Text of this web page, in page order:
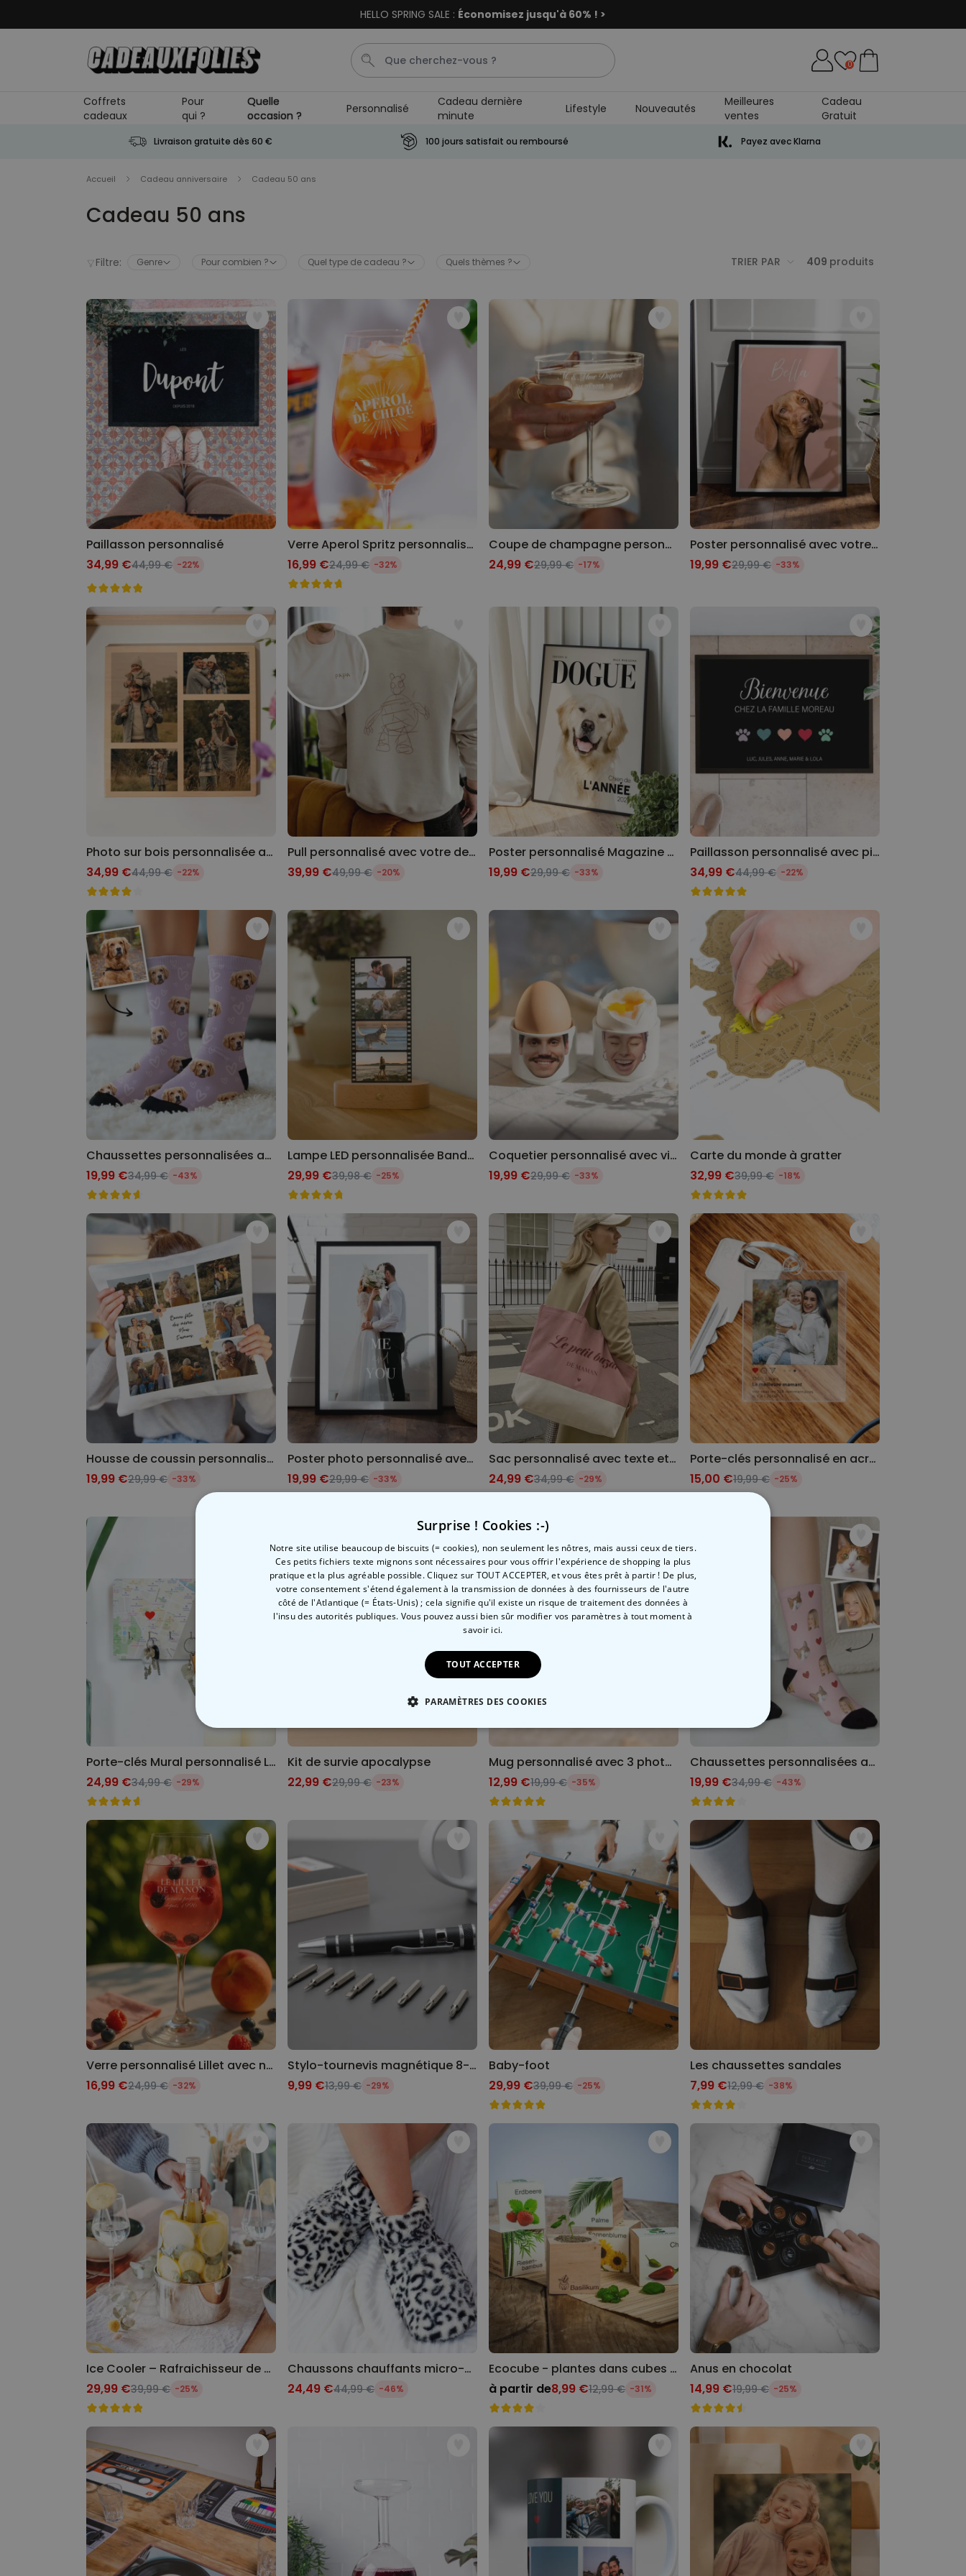
HELLO SPRING SALE : Économisez jusqu'à 60% ! >
Porte Cle Cadre
Poster personnalisé avec
votre animal de compagnie
vendus
29,99 €
Personnalisable
Verre Aperol Spritz
personnalisé avec prénom
plus de
22.600
exemplaires
vendus
Photo sur bois personnalisée
avec 4 photos
plus de 5.400
exemplaires
vendus
avec votre animal de
compagnie
plus de
13.600
0
Coffrets
cadeaux
Pour
qui ?
Quelle
occasion ?
Personnalisé
Cadeau dernière
minute
Lifestyle Nouveautés
Meilleures
ventes
Cadeau
Gratuit
Livraison gratuite dès 60 € 100 jours satisfait ou remboursé Payez avec Klarna
Accueil Cadeau anniversaire Cadeau 50 ans
Cadeau 50 ans
Filtre: Genre Pour combien ? Quel type de cadeau ? Quels thèmes ? TRIER PAR 409 produits
Paillasson personnalisé
34,99 €44,99 € -22%
Verre Aperol Spritz personnalisé avec prénom
16,99 €24,99 € -32%
Coupe de champagne personnalisée avec texte
24,99 €29,99 € -17%
Poster personnalisé avec votre animal de compagnie
19,99 €29,99 € -33%
Photo sur bois personnalisée avec 4 photos
34,99 €44,99 € -22%
Pull personnalisé avec votre dessin devant et derrière
39,99 €49,99 € -20%
Poster personnalisé Magazine avec votre animal
19,99 €29,99 € -33%
Paillasson personnalisé avec pictos et nom
34,99 €44,99 € -22%
Chaussettes personnalisées avec votre animal de compagnie
19,99 €34,99 € -43%
Lampe LED personnalisée Bande de film avec photos
29,99 €39,98 € -25%
Coquetier personnalisé avec visage - Lot de 2
19,99 €29,99 € -33%
Carte du monde à gratter
32,99 €39,99 € -18%
Housse de coussin personnalisée avec texte et symboles
19,99 €29,99 € -33%
Poster photo personnalisé avec texte
19,99 €29,99 € -33%
Sac personnalisé avec texte et picto
24,99 €34,99 € -29%
Porte-clés personnalisé en acrylique Design Instagram
15,00 €19,99 € -25%
Porte-clés Mural personnalisé Là où tout a commencé
24,99 €34,99 € -29%
Kit de survie apocalypse
22,99 €29,99 € -23%
Mug personnalisé avec 3 photos et texte
12,99 €19,99 € -35%
Chaussettes personnalisées avec animal de compagnie et visage
19,99 €34,99 € -43%
Verre personnalisé Lillet avec nom
16,99 €24,99 € -32%
Stylo-tournevis magnétique 8-en-1
9,99 €13,99 € -29%
Baby-foot
29,99 €39,99 € -25%
Les chaussettes sandales
7,99 €12,99 € -38%
Ice Cooler – Rafraichisseur de bouteilles créatif
29,99 €39,99 € -25%
Chaussons chauffants micro-onde
24,49 €44,99 € -46%
Ecocube - plantes dans cubes en bois
à partir de8,99 €12,99 € -31%
Anus en chocolat
14,99 €19,99 € -25%
Surprise ! Cookies :-)
Notre site utilise beaucoup de biscuits (= cookies), non seulement les nôtres, mais aussi ceux de tiers.
Ces petits fichiers texte mignons sont nécessaires pour vous offrir l'expérience de shopping la plus
pratique et la plus agréable possible. Cliquez sur TOUT ACCEPTER, et vous êtes prêt à partir ! De plus,
votre consentement s'étend également à la transmission de données à des fournisseurs de l'autre
côté de l'Atlantique (= États-Unis) ; cela signifie qu'il existe un risque de traitement des données à
l'insu des autorités publiques. Vous pouvez aussi bien sûr modifier vos paramètres à tout moment à
savoir ici.
TOUT ACCEPTER
PARAMÈTRES DES COOKIES
COMMERCIALISATION